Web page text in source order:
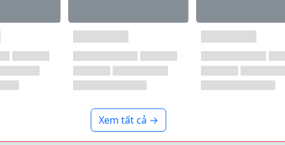
Xem tất cả →